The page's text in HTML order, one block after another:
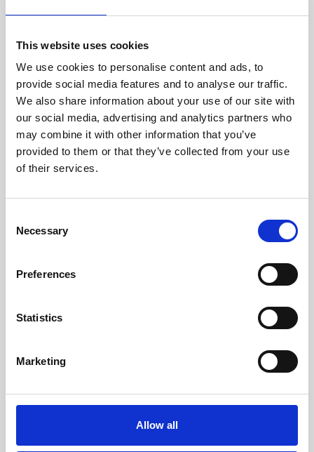
This website uses cookies
We use cookies to personalise content and ads, to
provide social media features and to analyse our traffic.
We also share information about your use of our site with
our social media, advertising and analytics partners who
may combine it with other information that you’ve
provided to them or that they’ve collected from your use
of their services.
Selection
Necessary
Preferences
Statistics
Marketing
Allow all
RECUPERÁNDOSE
CON CUIDADO
Las piezas utilizables se
recuperan meticulosamente en
un entorno seguro de ESD, lo
daños ni contaminación.
EMBALADO DE
FORMA SEGURA
Cada pieza individual se
empaqueta de forma segura